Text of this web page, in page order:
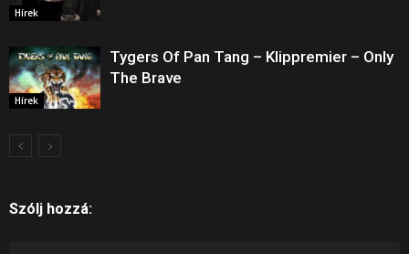
Hírek
Hírek
Tygers Of Pan Tang – Klippremier – Only
The Brave
Szólj hozzá: